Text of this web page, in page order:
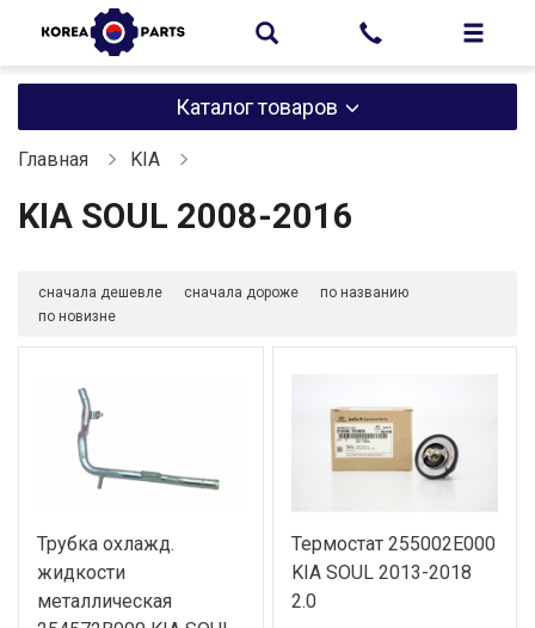
Каталог товаров
Главная KIA
KIA SOUL 2008-2016
сначала дешевле сначала дороже
по названию
по новизне
Трубка охлажд.
жидкости
металлическая
Термостат 255002E000
KIA SOUL 2013-2018
2.0